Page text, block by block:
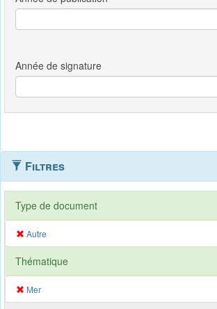
Filtres
Type de document
Autre
Thématique
Mer